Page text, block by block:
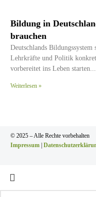
Bildung in
brauchen
Deutschlands
Lehrkräfte und Politik
vorbereitet ins Leben starten.
Weiterlesen »
© 2025 – Alle Rechte vorbehalten
Impressum